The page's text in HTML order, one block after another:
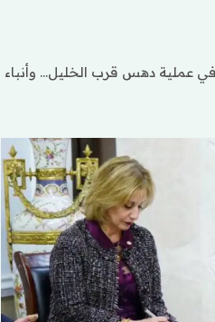
عملية دهس قرب الخليل… وأنباء